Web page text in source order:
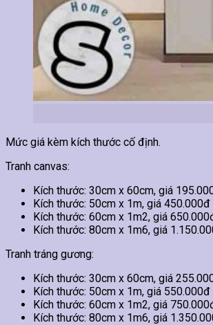
Mức giá kèm kích thước cố định.
Tranh canvas:
Kích thước: 30cm x 60cm, giá
Kích thước: 50cm x 1m, giá 450.000đ
Kích thước: 60cm x 1m2, giá
Kích thước: 80cm x 1m6, giá
Tranh tráng gương:
Kích thước: 30cm x 60cm, giá
Kích thước: 50cm x 1m, giá 550.000đ
Kích thước: 60cm x 1m2, giá
Kích thước: 80cm x 1m6, giá